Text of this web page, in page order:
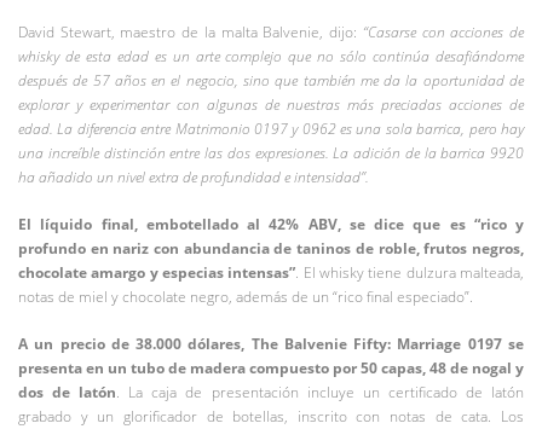
David Stewart, maestro de la malta Balvenie, dijo: “Casarse con acciones de
whisky de esta edad es un arte complejo que no sólo continúa desafiándome
después de 57 años en el negocio, sino que también me da la oportunidad de
explorar y experimentar con algunas de nuestras más preciadas acciones de
edad. La diferencia entre Matrimonio 0197 y 0962 es una sola barrica, pero hay
una increíble distinción entre las dos expresiones. La adición de la barrica 9920
ha añadido un nivel extra de profundidad e intensidad”.
El líquido final, embotellado al 42% ABV, se dice que es “rico y
profundo en nariz con abundancia de taninos de roble, frutos negros,
chocolate amargo y especias intensas”. El whisky tiene dulzura malteada,
notas de miel y chocolate negro, además de un “rico final especiado”.
A un precio de 38.000 dólares, The Balvenie Fifty: Marriage 0197 se
presenta en un tubo de madera compuesto por 50 capas, 48 de nogal y
dos de latón. La caja de presentación incluye un certificado de latón
grabado y un glorificador de botellas, inscrito con notas de cata. Los